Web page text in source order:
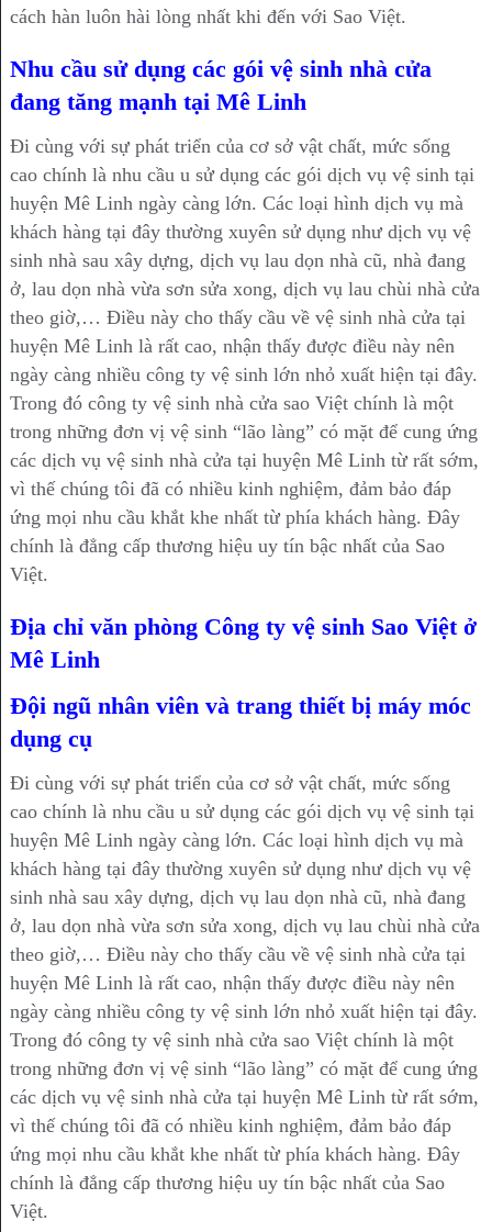
cách hàn luôn hài lòng nhất khi đến với Sao Việt.
Nhu cầu sử dụng các gói vệ sinh nhà cửa
đang tăng mạnh tại Mê Linh
Đi cùng với sự phát triển của cơ sở vật chất, mức sống
cao chính là nhu cầu u sử dụng các gói dịch vụ vệ sinh tại
huyện Mê Linh ngày càng lớn. Các loại hình dịch vụ mà
khách hàng tại đây thường xuyên sử dụng như dịch vụ vệ
sinh nhà sau xây dựng, dịch vụ lau dọn nhà cũ, nhà đang
ở, lau dọn nhà vừa sơn sửa xong, dịch vụ lau chùi nhà cửa
theo giờ,… Điều này cho thấy cầu về vệ sinh nhà cửa tại
huyện Mê Linh là rất cao, nhận thấy được điều này nên
ngày càng nhiều công ty vệ sinh lớn nhỏ xuất hiện tại đây.
Trong đó công ty vệ sinh nhà cửa sao Việt chính là một
trong những đơn vị vệ sinh “lão làng” có mặt để cung ứng
các dịch vụ vệ sinh nhà cửa tại huyện Mê Linh từ rất sớm,
vì thế chúng tôi đã có nhiều kinh nghiệm, đảm bảo đáp
ứng mọi nhu cầu khắt khe nhất từ phía khách hàng. Đây
chính là đẳng cấp thương hiệu uy tín bậc nhất của Sao
Việt.
Địa chỉ văn phòng Công ty vệ sinh Sao Việt ở
Mê Linh
Đội ngũ nhân viên và trang thiết bị máy móc
dụng cụ
Đi cùng với sự phát triển của cơ sở vật chất, mức sống
cao chính là nhu cầu u sử dụng các gói dịch vụ vệ sinh tại
huyện Mê Linh ngày càng lớn. Các loại hình dịch vụ mà
khách hàng tại đây thường xuyên sử dụng như dịch vụ vệ
sinh nhà sau xây dựng, dịch vụ lau dọn nhà cũ, nhà đang
ở, lau dọn nhà vừa sơn sửa xong, dịch vụ lau chùi nhà cửa
theo giờ,… Điều này cho thấy cầu về vệ sinh nhà cửa tại
huyện Mê Linh là rất cao, nhận thấy được điều này nên
ngày càng nhiều công ty vệ sinh lớn nhỏ xuất hiện tại đây.
Trong đó công ty vệ sinh nhà cửa sao Việt chính là một
trong những đơn vị vệ sinh “lão làng” có mặt để cung ứng
các dịch vụ vệ sinh nhà cửa tại huyện Mê Linh từ rất sớm,
vì thế chúng tôi đã có nhiều kinh nghiệm, đảm bảo đáp
ứng mọi nhu cầu khắt khe nhất từ phía khách hàng. Đây
chính là đẳng cấp thương hiệu uy tín bậc nhất của Sao
Việt.